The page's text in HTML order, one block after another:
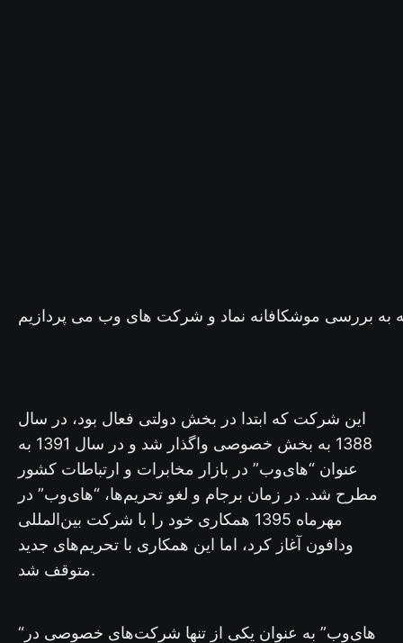
به بررسی موشکافانه نماد و شرکت های وب می پردازیم
این شرکت که ابتدا در بخش دولتی فعال بود، در سال
1388 به بخش خصوصی واگذار شد و در سال 1391 به
عنوان “های‌وب” در بازار مخابرات و ارتباطات کشور
مطرح شد. در زمان برجام و لغو تحریم‌ها، “های‌وب” در
مهرماه 1395 همکاری خود را با شرکت بین‌المللی
ودافون آغاز کرد، اما این همکاری با تحریم‌های جدید
متوقف شد.
“های‌وب” به عنوان یکی از تنها شرکت‌های خصوصی در